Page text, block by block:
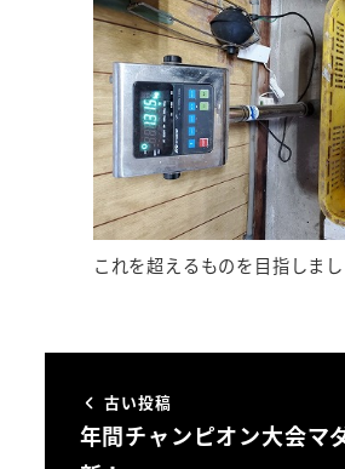
これを超えるものを目指しまし
古い投稿
年間チャンピオン大会マ